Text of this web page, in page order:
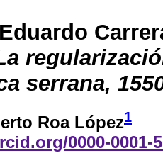
serrana,
Roa López1
0000-0001-